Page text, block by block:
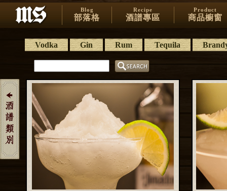
Blog
部落格
Recipe
酒譜專區
Product
商品櫥窗
Vodka Gin Rum Tequila